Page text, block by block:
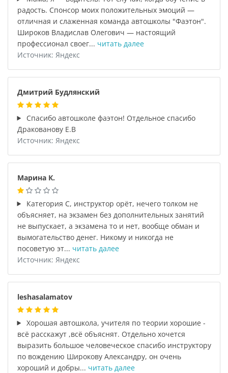
радость. Спонсор моих положительных эмоций —
отличная и слаженная команда автошколы "Фаэтон".
Широков Владислав Олегович — настоящий
профессионал своег... читать далее
Источник: Яндекс
Дмитрий Будлянский
Спасибо автошколе фаэтон! Отдельное спасибо
Дракованову Е.В
Источник: Яндекс
Марина К.
Категория С, инструктор орёт, нечего толком не
объясняет, на экзамен без дополнительных занятий
не выпускает, а экзамена то и нет, вообще обман и
вымогательство денег. Никому и никогда не
посоветую эт... читать далее
Источник: Яндекс
leshasalamatov
Хорошая автошкола, учителя по теории хорошие -
всё расскажут ,всё объяснят. Отдельно хочется
выразить большое человеческое спасибо инструктору
по вождению Широкову Александру, он очень
хороший и добры... читать далее